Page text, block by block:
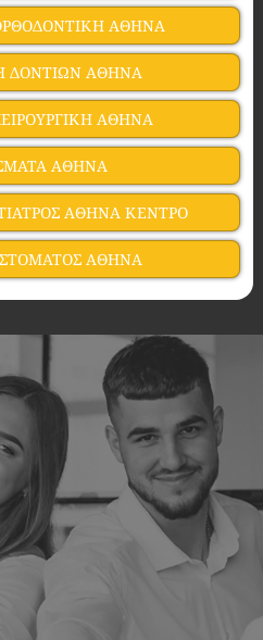
ΑΘΗΝΑ
ΔΟΝΤΙΩΝ ΑΘΗΝΑ
ΑΘΗΝΑ
ΑΘΗΝΑ
ΑΘΗΝΑ ΚΕΝΤΡΟ
ΣΤΟΜΑΤΟΣ ΑΘΗΝΑ